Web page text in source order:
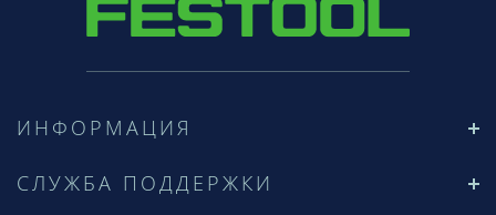
ИНФОРМАЦИЯ
СЛУЖБА ПОДДЕРЖКИ